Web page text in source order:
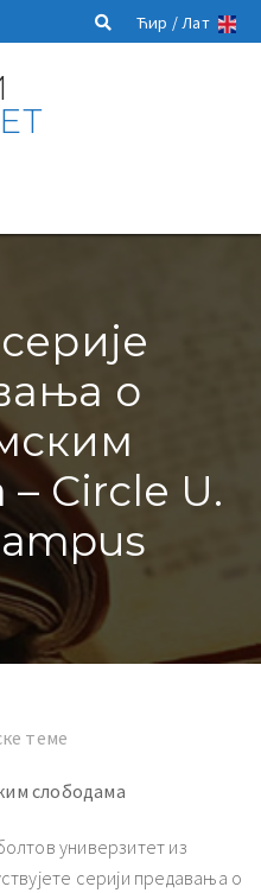
Ћир /Лат
о
Circle U.
теме
слободама
универзитет из
серији предавања о